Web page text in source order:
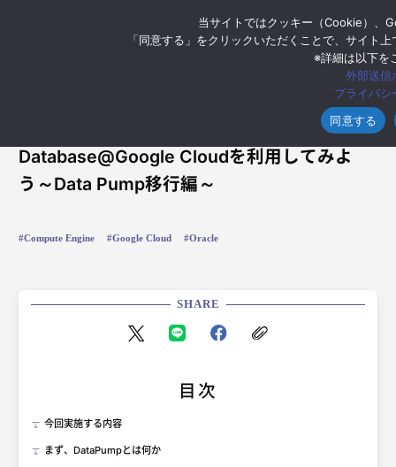
Database@Google Cloudを利用してみよ
う～Data Pump移行編～
Compute Engine Google Cloud Oracle
SHARE
目次
今回実施する内容
まず、DataPumpとは何か
当サイトではクッキー（Cookie）、
「同意する」をクリックいただくことで、サイト
※詳細は以下を
外部送信
プライバシ
同意する